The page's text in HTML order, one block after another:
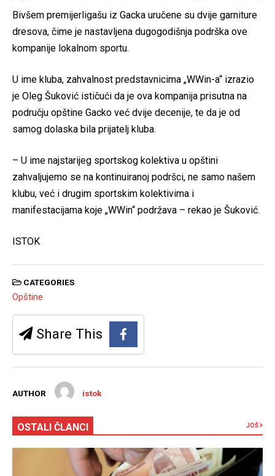
Bivšem premijerligašu iz Gacka uručene su dvije garniture
dresova, čime je nastavljena dugogodišnja podrška ove
kompanije lokalnom sportu.
U ime kluba, zahvalnost predstavnicima „WWin-a“ izrazio
je Oleg Šuković ističući da je ova kompanija prisutna na
području opštine Gacko već dvije decenije, te da je od
samog dolaska bila prijatelj kluba.
– U ime najstarijeg sportskog kolektiva u opštini
zahvaljujemo se na kontinuiranoj podršci, ne samo našem
klubu, već i drugim sportskim kolektivima i
manifestacijama koje „WWin“ podržava – rekao je Šuković.
ISTOK
CATEGORIES
Opštine
Share This
AUTHOR istok
OSTALI ČLANCI JOŠ